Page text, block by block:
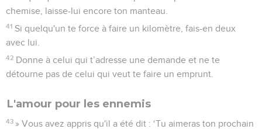
chemise, laisse-lui encore ton manteau.
41 Si quelqu'un te force à faire un kilomètre, fais-en deux
avec lui.
42 Donne à celui qui t’adresse une demande et ne te
détourne pas de celui qui veut te faire un emprunt.
L'amour pour les ennemis
43 » Vous avez appris qu'il a été dit : ‘Tu aimeras ton prochain